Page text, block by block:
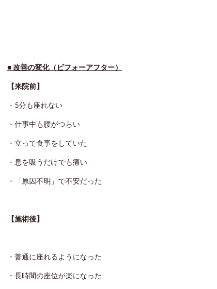
■ 改善の変化（ビフォーアフター）
【来院前】
・5分も座れない
・仕事中も腰がつらい
・立って食事をしていた
・息を吸うだけでも痛い
・「原因不明」で不安だった
【施術後】
・普通に座れるようになった
・長時間の座位が楽になった